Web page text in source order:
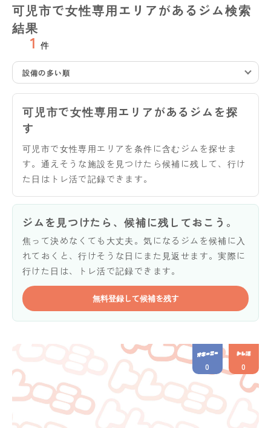
可児市で女性専用エリアがあるジム検索
結果
1 件
設備の多い順
可児市で女性専用エリアがあるジムを探
す
可児市で女性専用エリアを条件に含むジムを探せま
す。通えそうな施設を見つけたら候補に残して、行け
た日はトレ活で記録できます。
ジムを見つけたら、候補に残しておこう。
焦って決めなくても大丈夫。気になるジムを候補に入
れておくと、行けそうな日にまた見返せます。実際に
行けた日は、トレ活で記録できます。
無料登録して候補を残す
0 0